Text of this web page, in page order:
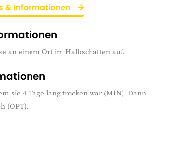
& Informationen
an einem Ort im Halbschatten auf.
sie 4 Tage lang trocken war (MIN). Dann
(OPT).